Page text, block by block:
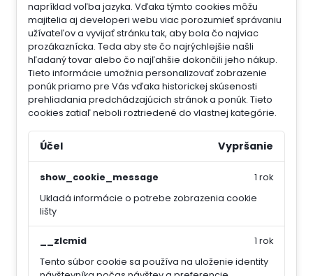
napríklad voľba jazyka. Vďaka týmto cookies môžu
majitelia aj developeri webu viac porozumieť správaniu
užívateľov a vyvijať stránku tak, aby bola čo najviac
prozákaznícka. Teda aby ste čo najrýchlejšie našli
hľadaný tovar alebo čo najľahšie dokončili jeho nákup.
Tieto informácie umožnia personalizovať zobrazenie
ponúk priamo pre Vás vďaka historickej skúsenosti
prehliadania predchádzajúcich stránok a ponúk. Tieto
cookies zatiaľ neboli roztriedené do vlastnej kategórie.
Účel Vypršanie
show_cookie_message
Ukladá informácie o potrebe zobrazenia cookie
lišty
1 rok
__zlcmid
Tento súbor cookie sa používa na uloženie identity
1 rok